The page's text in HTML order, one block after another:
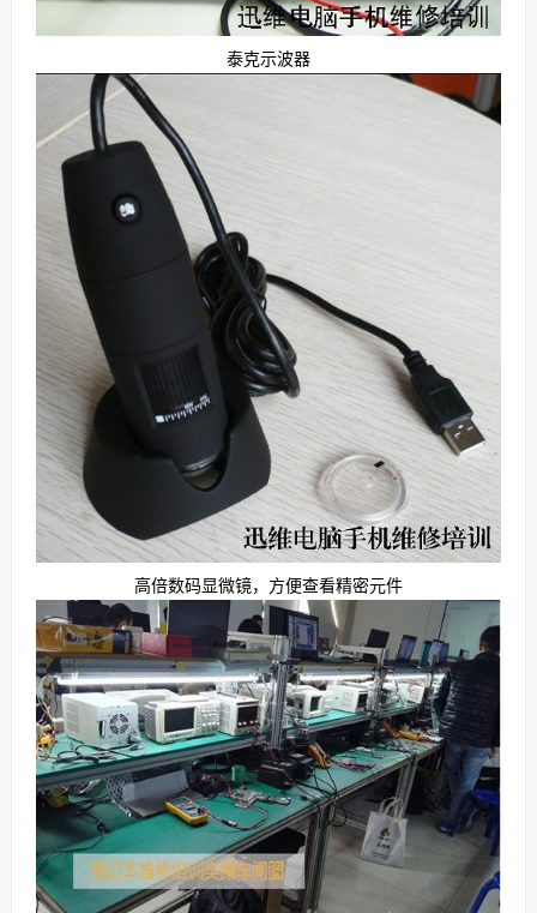
泰克示波器
高倍数码显微镜，方便查看精密元件